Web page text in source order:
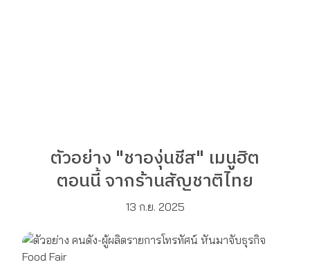
ตัวอย่าง "ชาองุ่นชีส" เมนูฮิต
ตอนนี้ จากร้านสัญชาติไทย
13 ก.ย. 2025